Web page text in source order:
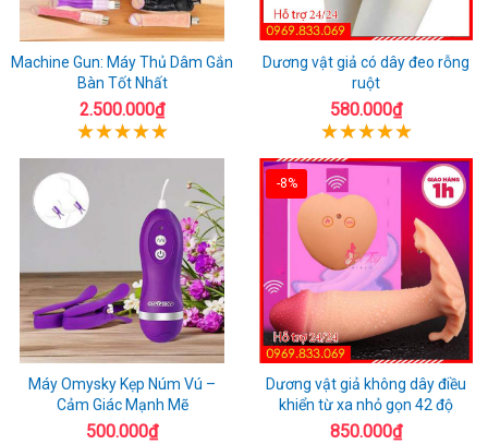
Machine Gun: Máy Thủ Dâm Gắn
Bàn Tốt Nhất
2.500.000₫
Dương vật giả có dây đeo rỗng
ruột
580.000₫
Máy Omysky Kẹp Núm Vú –
Cảm Giác Mạnh Mẽ
500.000₫
-8%
Dương vật giả không dây điều
khiển từ xa nhỏ gọn 42 độ
850.000₫